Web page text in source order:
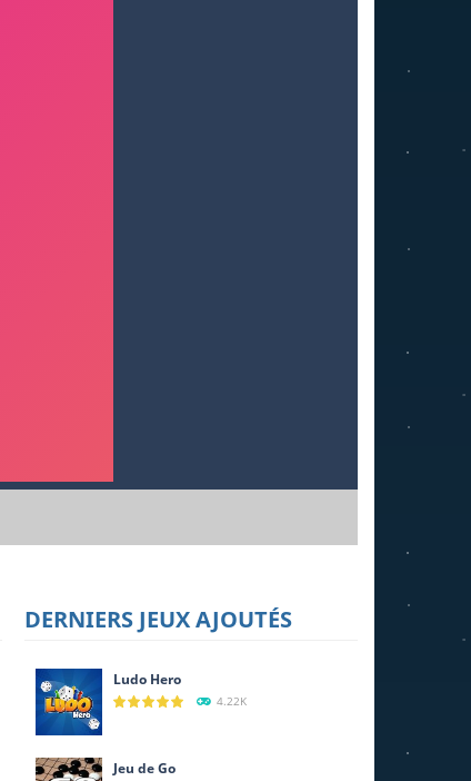
DERNIERS JEUX AJOUTÉS
Ludo Hero
4.22K
Jeu de Go